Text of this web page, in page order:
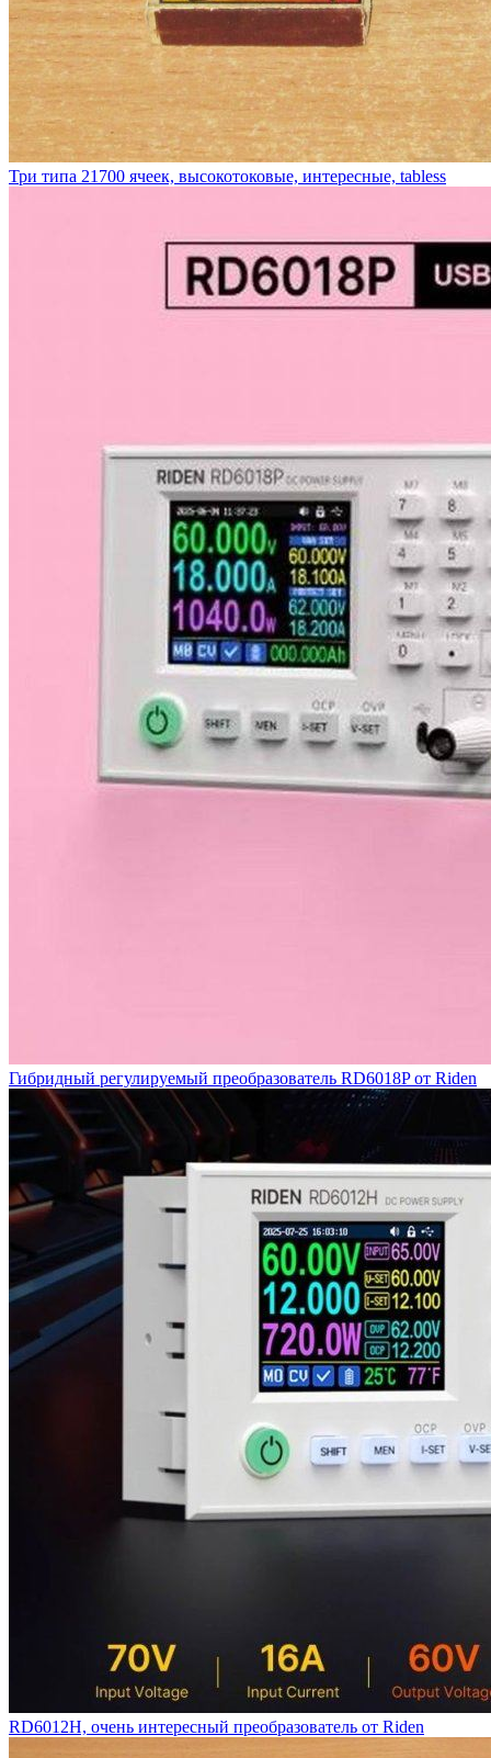
Три типа 21700 ячеек, высокотоковые, интересные, tabless
Гибридный регулируемый преобразователь RD6018P от Riden
RD6012H, очень интересный преобразователь от Riden